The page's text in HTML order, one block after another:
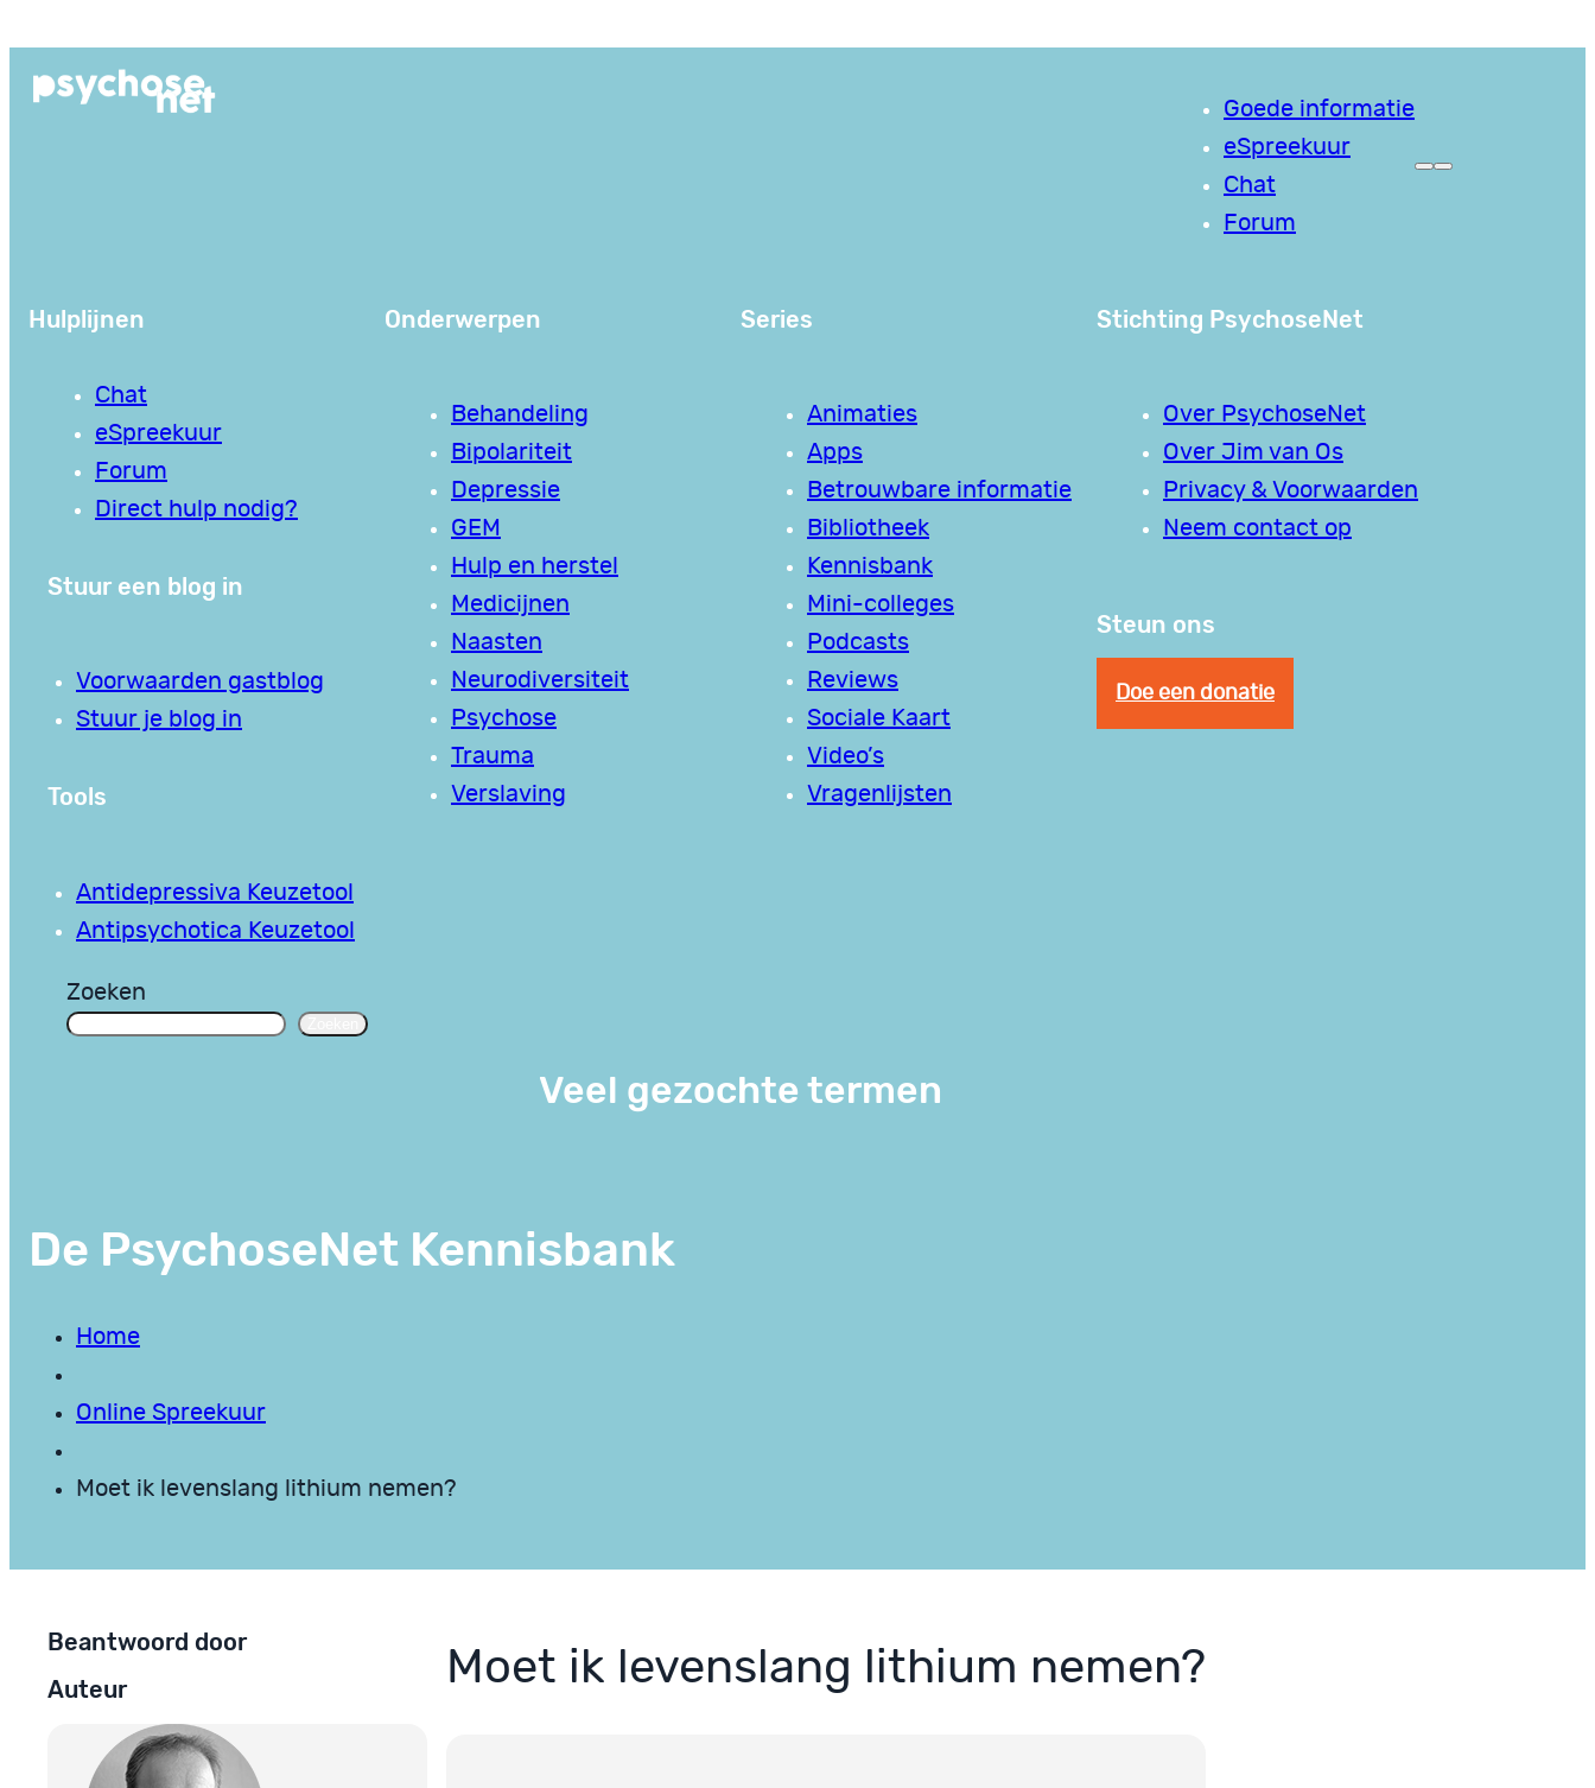
de
Goede informatie
eSpreekuur
Chat
Forum
Hulplijnen
Chat
eSpreekuur
Forum
Direct hulp nodig?
Stuur een blog in
Voorwaarden gastblog
Stuur je blog in
Tools
Antidepressiva Keuzetool
Antipsychotica Keuzetool
Onderwerpen
Behandeling
Bipolariteit
Depressie
GEM
Hulp en herstel
Medicijnen
Naasten
Neurodiversiteit
Psychose
Trauma
Verslaving
Series
Animaties
Apps
Betrouwbare informatie
Bibliotheek
Kennisbank
Mini-colleges
Podcasts
Reviews
Sociale Kaart
Video’s
Vragenlijsten
Stichting PsychoseNet
Over PsychoseNet
Over Jim van Os
Privacy & Voorwaarden
Neem contact op
Steun ons
Doe een donatie
Zoeken
Veel gezochte termen
De PsychoseNet Kennisbank
Home
Online Spreekuur
Moet ik levenslang lithium nemen?
Beantwoord door
Auteur
Moet ik levenslang lithium nemen?